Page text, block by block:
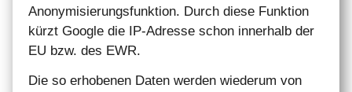
Anonymisierungsfunktion. Durch diese Funktion
kürzt Google die IP-Adresse schon innerhalb der
EU bzw. des EWR.
Die so erhobenen Daten werden wiederum von